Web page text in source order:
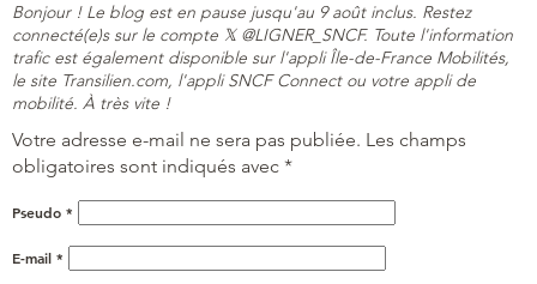
Bonjour ! Le blog est en pause jusqu'au 9 août inclus. Restez
connecté(e)s sur le compte 𝕏 @LIGNER_SNCF. Toute l'information
trafic est également disponible sur l'appli Île-de-France Mobilités,
le site Transilien.com, l'appli SNCF Connect ou votre appli de
mobilité. À très vite !
Votre adresse e-mail ne sera pas publiée. Les champs
obligatoires sont indiqués avec *
Pseudo *
E-mail *